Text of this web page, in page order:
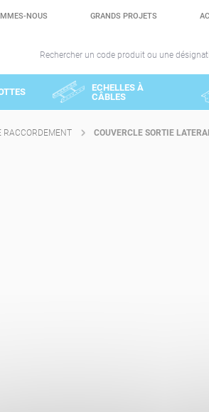
NOUS GRANDS PROJETS
Rechercher un code produit ou une
ECHELLES À
CÂBLES
RACCORDEMENT COUVERCLE SORTIE